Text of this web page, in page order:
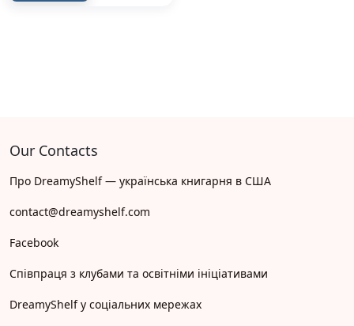
Our Contacts
Про DreamyShelf — українська книгарня в США
contact@dreamyshelf.com
Facebook
Співпраця з клубами та освітніми ініціативами
DreamyShelf у соціальних мережах